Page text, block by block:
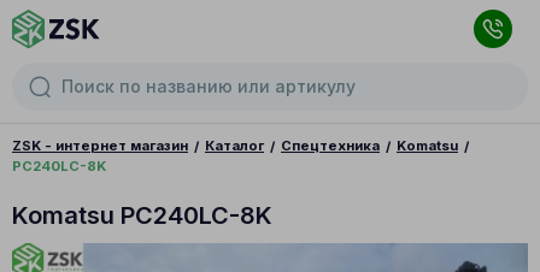
ZSK - интернет магазин Каталог Спецтехника
Komatsu
PC240LC-8K
Komatsu PC240LC-8K